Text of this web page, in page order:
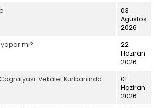
03
Ağustos
2026
mı?
22
Haziran
2026
Vekâlet Kurbanında
01
Haziran
2026